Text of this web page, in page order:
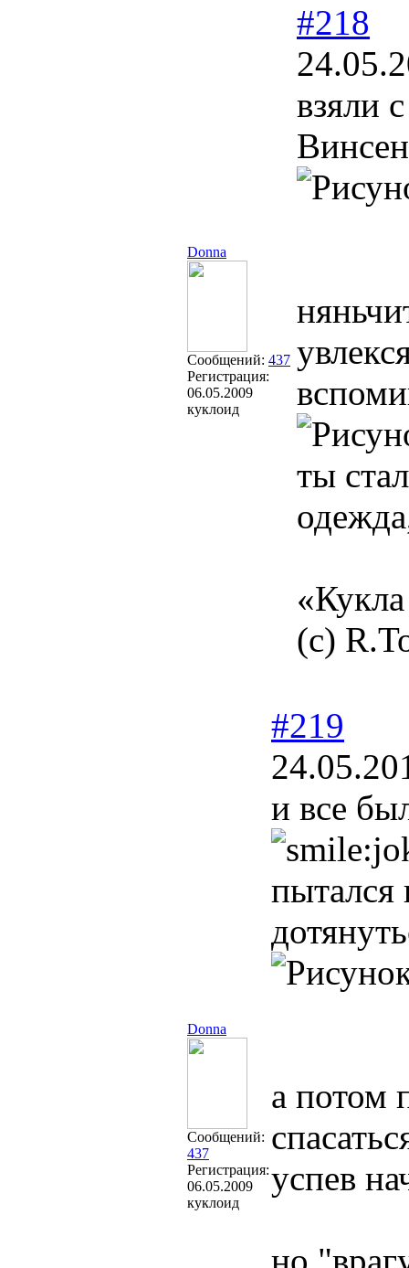
Donna
Сообщений: 437
Регистрация:
06.05.2009
куклоид
#218
взяли
ты
(с)
Donna
Сообщений:
437
Регистрация:
06.05.2009
куклоид
#219
и все
пытался
а потом
успев